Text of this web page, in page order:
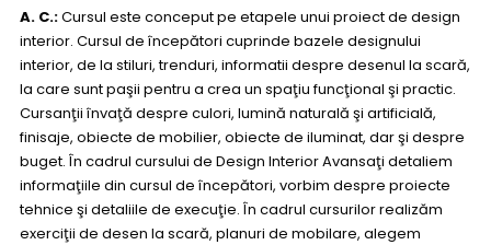
A. C.:Cursul este conceput pe etapele unui proiect de design
interior. Cursul de începători cuprinde bazele designului
interior, de la stiluri, trenduri, informatii despre desenul la scară,
la care sunt paşii pentru a crea un spaţiu funcţional şi practic.
Cursanţii învaţă despre culori, lumină naturală şi artificială,
finisaje, obiecte de mobilier, obiecte de iluminat, dar şi despre
buget. În cadrul cursului de Design Interior Avansaţi detaliem
informaţiile din cursul de începători, vorbim despre proiecte
tehnice şi detaliile de execuţie. În cadrul cursurilor realizăm
exerciţii de desen la scară, planuri de mobilare, alegem